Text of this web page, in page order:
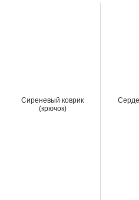
Сиреневый коврик
(крючок)